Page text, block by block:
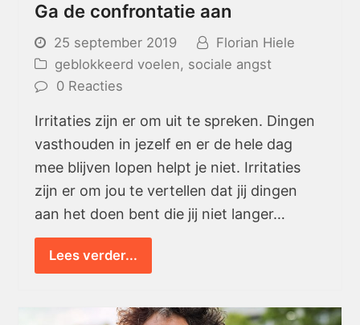
Ga de confrontatie aan
25 september 2019
Florian Hiele
geblokkeerd voelen, sociale angst
0 Reacties
Irritaties zijn er om uit te spreken. Dingen
vasthouden in jezelf en er de hele dag
mee blijven lopen helpt je niet. Irritaties
zijn er om jou te vertellen dat jij dingen
aan het doen bent die jij niet langer…
Lees verder...